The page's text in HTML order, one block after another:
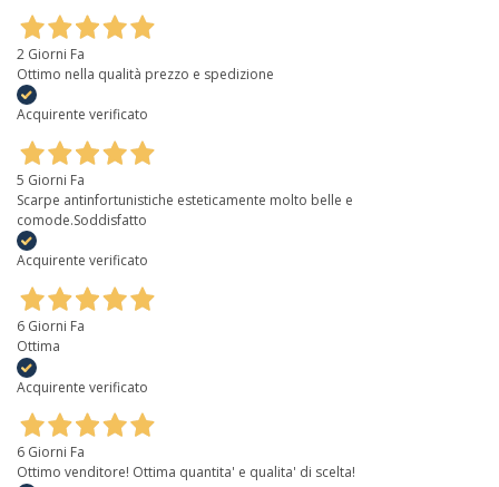
2 Giorni Fa
Ottimo nella qualità prezzo e spedizione
Acquirente verificato
5 Giorni Fa
Scarpe antinfortunistiche esteticamente molto belle e
comode.Soddisfatto
Acquirente verificato
6 Giorni Fa
Ottima
Acquirente verificato
6 Giorni Fa
Ottimo venditore! Ottima quantita' e qualita' di scelta!